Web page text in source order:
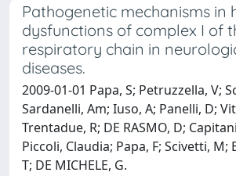
Pathogenetic mechanisms in
dysfunctions of complex I of
respiratory chain in
diseases.
2009-01-01 Papa, S; Petruzzella, V;
Sardanelli, Am; Iuso, A; Panelli, D;
Trentadue, R; DE RASMO, D;
Piccoli, Claudia; Papa, F; Scivetti, M;
T; DE MICHELE, G.